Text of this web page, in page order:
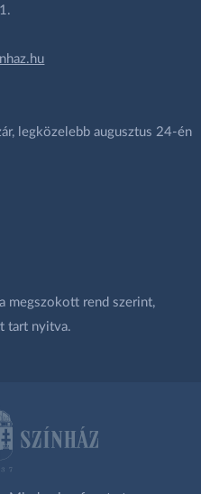
legközelebb augusztus 24-én
megszokott rend szerint,
tart nyitva.